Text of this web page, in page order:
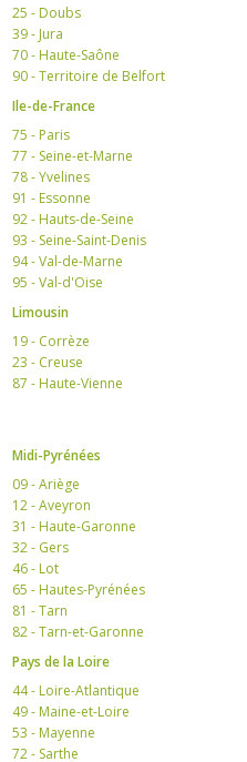
25 - Doubs
39 - Jura
70 - Haute-Saône
90 - Territoire de Belfort
Ile-de-France
75 - Paris
77 - Seine-et-Marne
78 - Yvelines
91 - Essonne
92 - Hauts-de-Seine
93 - Seine-Saint-Denis
94 - Val-de-Marne
95 - Val-d'Oise
Limousin
19 - Corrèze
23 - Creuse
87 - Haute-Vienne
Midi-Pyrénées
09 - Ariège
12 - Aveyron
31 - Haute-Garonne
32 - Gers
46 - Lot
65 - Hautes-Pyrénées
81 - Tarn
82 - Tarn-et-Garonne
Pays de la Loire
44 - Loire-Atlantique
49 - Maine-et-Loire
53 - Mayenne
72 - Sarthe